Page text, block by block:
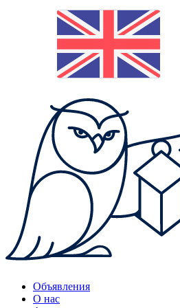
Объявления
О нас